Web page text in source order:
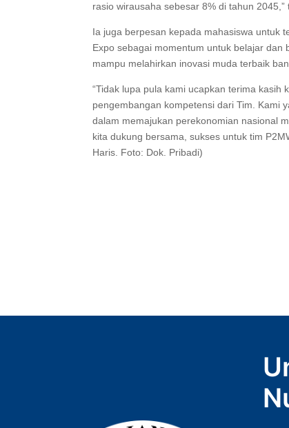
rasio wirausaha sebesar 8% di tahun 2045,”
Ia juga berpesan kepada mahasiswa untuk
Expo sebagai momentum untuk belajar dan
mampu melahirkan inovasi muda terbaik
“Tidak lupa pula kami ucapkan terima
pengembangan kompetensi dari Tim. Kami
dalam memajukan perekonomian nasional
kita dukung bersama, sukses untuk tim
Haris. Foto: Dok. Pribadi)